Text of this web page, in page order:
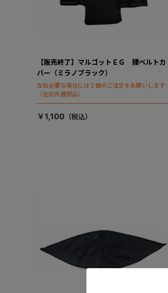
【販売終了】マルゴットＥＧ 腰ベルトカ
バー（ミラノブラック）
左右必要な場合には２個のご注文をお願いします
（左右共通部品）
￥1,100